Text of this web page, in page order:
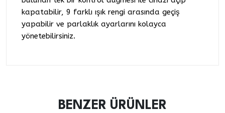
kapatabilir, 9 farklı ışık rengi arasında geçiş
yapabilir ve parlaklık ayarlarını kolayca
yönetebilirsiniz.
BENZER ÜRÜNLER